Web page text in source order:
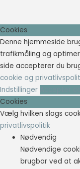
Cookies
Denne hjemmeside
trafikmåling og
side accepterer du
cookie og
Indstillinger
Cookies
Vælg hvilken slags
privatlivspolitik
Nødvendig
Nødvendige
brugbar ved at